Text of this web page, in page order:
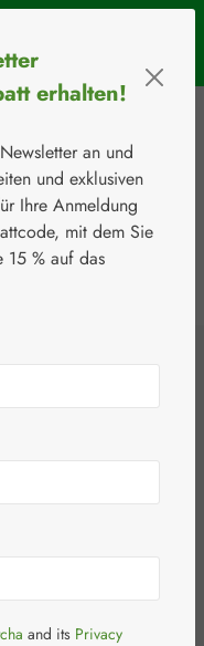
von 50 €.
anzeigen
GmbH
erhalten!
an und
und exklusiven
Ihre Anmeldung
mit dem Sie
15 % auf das
and its Privacy